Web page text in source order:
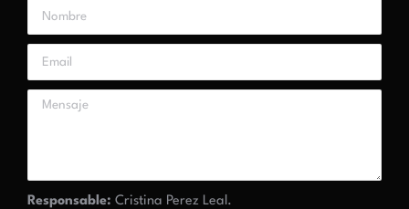
Responsable: Cristina Perez Leal.